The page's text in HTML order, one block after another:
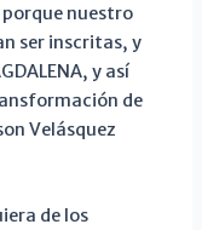
nuestro
ser inscritas, y
y así
de
Velásquez
de los